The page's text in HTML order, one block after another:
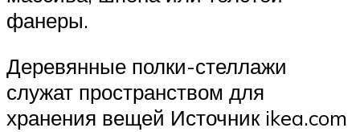
фанеры.
Деревянные полки-стеллажи
служат пространством для
хранения вещей Источник ikea.com